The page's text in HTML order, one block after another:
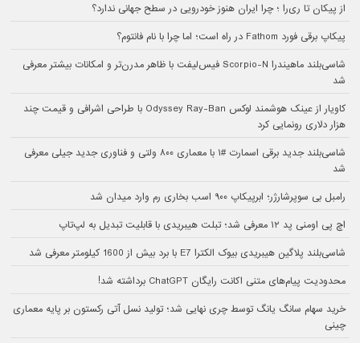
از پیکان تا ری‌را ؛ چرا ایران هنوز خودرویی در سطح جهانی ندارد؟
پیکاپ برقی فورد Fathom در راه است؛ اما چرا با نام فانتوم؟
شاسی‌بلند ماهیندرا Scorpio-N فیس‌لیفت با ظاهر مدرن‌تر و امکانات بیشتر معرفی
شد
کاویار از عینک هوشمند لوکس Odyssey Ray-Ban با طراحی اشرافی و قیمت چند
هزار دلاری رونمایی کرد
شاسی‌بلند جدید برقی اسمارت #۱ با معماری ۸۰۰ ولتی و فناوری جدید جیلی معرفی
شد
رامبل بی سوپرشارژر؛ ابرپیکاپ ۹۰۰ اسب بخاری رم وارد میدان شد
اچ پی اومنی پد ۱۲ معرفی شد؛ تبلت هیبریدی با قابلیت تبدیل به لپ‌تاپ
شاسی‌بلند پلاگین هیبریدی بیوک الکترا E7 با برد بیش از 1600 کیلومتر معرفی شد
محدودیت پیام‌های متنی اکانت رایگان ChatGPT برداشته شد!
خرید سهام سانگ‌ یانگ توسط چری نهایی شد؛ تولید نسل آتی رکستون بر پایه معماری
چینی